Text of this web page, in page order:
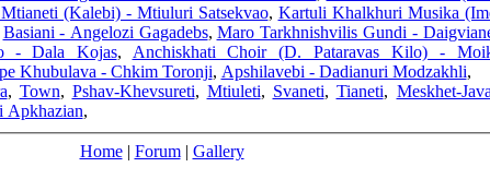
(Kalebi) - Mtiuluri Satsekvao, Kartuli Khalkhuri Musika
Basiani - Angelozi Gagadebs, Maro Tarkhnishvilis Gundi -
- Dala Kojas, Anchiskhati Choir (D. Pataravas Kilo) -
Khubulava - Chkim Toronji, Apshilavebi - Dadianuri Modzakhli,
, Town, Pshav-Khevsureti, Mtiuleti, Svaneti, Tianeti, Meskhet-
Apkhazian,
Home| Forum| Gallery